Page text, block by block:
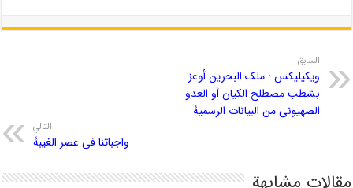
السابق
ویکیلیکس : ملک البحرین أوعز
بشطب مصطلح الکیان أو العدو
الصهیونی من البیانات الرسمیۀ
التالي
واجباتنا فی عصر الغیبۀ